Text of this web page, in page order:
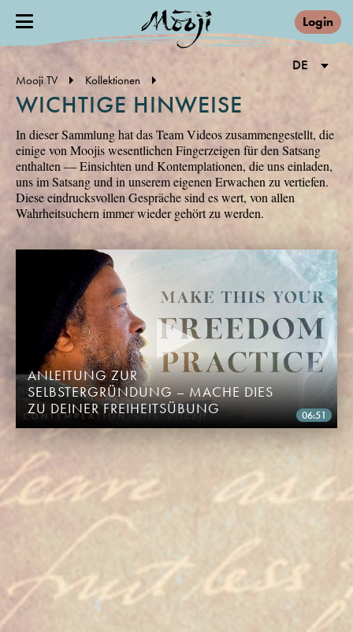
Login
Mooji TV Kollektionen
WICHTIGE HINWEISE
In dieser Sammlung hat das Team Videos zusammengestellt, die
einige von Moojis wesentlichen Fingerzeigen für den Satsang
enthalten — Einsichten und Kontemplationen, die uns einladen,
uns im Satsang und in unserem eigenen Erwachen zu vertiefen.
Diese eindrucksvollen Gespräche sind es wert, von allen
Wahrheitsuchern immer wieder gehört zu werden.
DE
06:51
ANLEITUNG ZUR
SELBSTERGRÜNDUNG – MACHE DIES
ZU DEINER FREIHEITSÜBUNG